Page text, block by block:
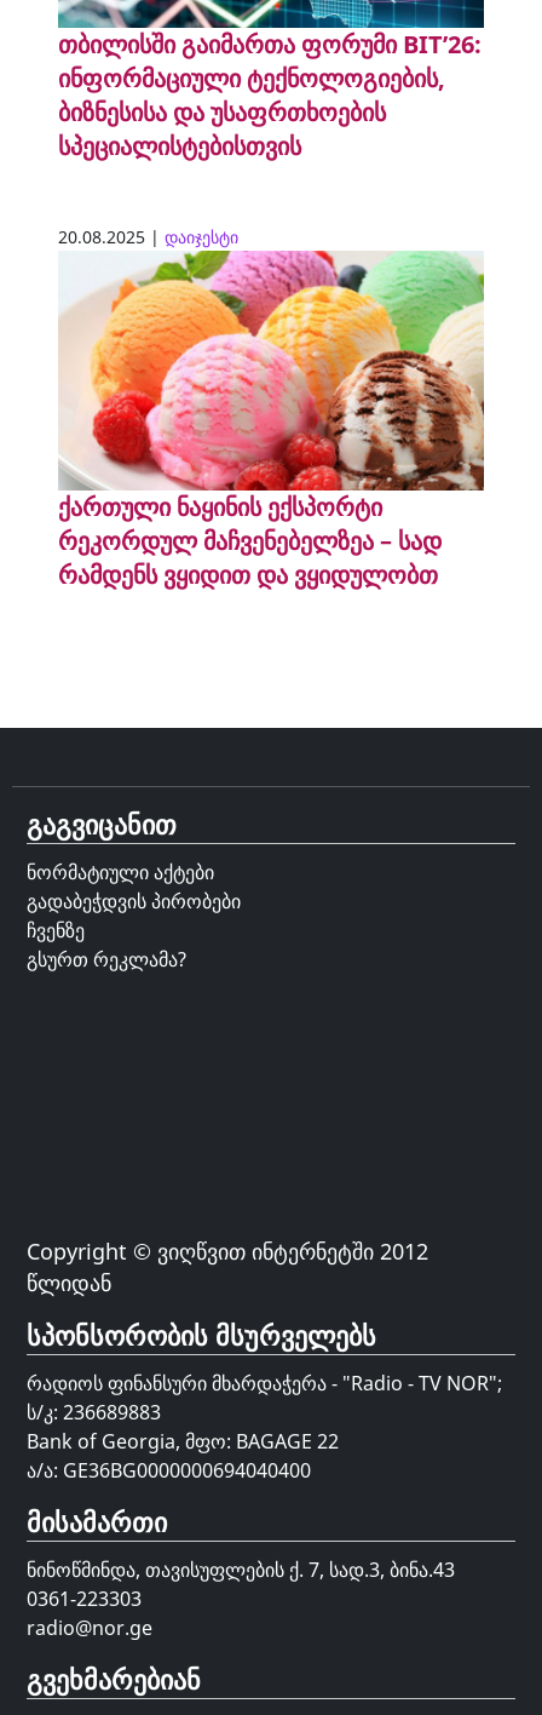
თბილისში გაიმართა ფორუმი BIT’26:
ინფორმაციული ტექნოლოგიების,
ბიზნესისა და უსაფრთხოების
სპეციალისტებისთვის
20.08.2025 | დაიჯესტი
ქართული ნაყინის ექსპორტი
რეკორდულ მაჩვენებელზეა – სად
რამდენს ვყიდით და ვყიდულობთ
გაგვიცანით
ნორმატიული აქტები
გადაბეჭდვის პირობები
ჩვენზე
გსურთ რეკლამა?
Copyright © ვიღწვით ინტერნეტში 2012
წლიდან
სპონსორობის მსურველებს
რადიოს ფინანსური მხარდაჭერა - "Radio - TV NOR";
ს/კ: 236689883
Bank of Georgia, მფო: BAGAGE 22
ა/ა: GE36BG0000000694040400
მისამართი
ნინოწმინდა, თავისუფლების ქ. 7, სად.3, ბინა.43
0361-223303
radio@nor.ge
გვეხმარებიან